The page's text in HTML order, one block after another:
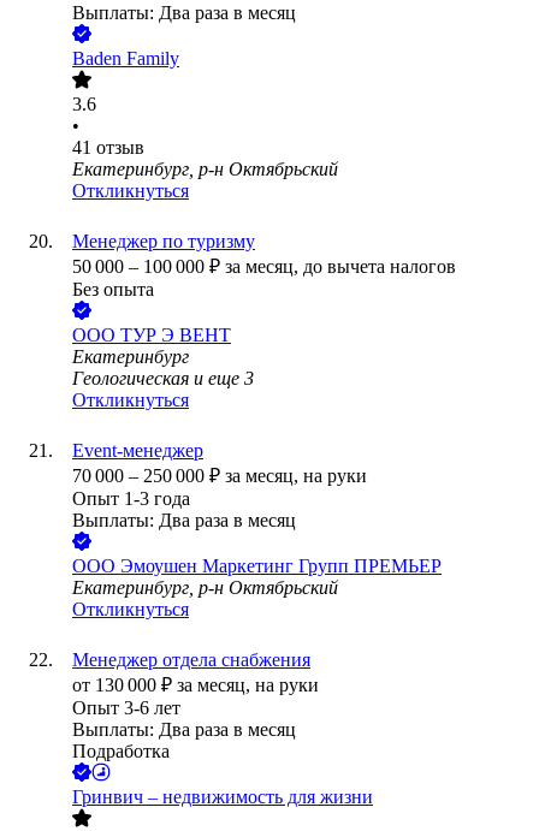
Выплаты: Два раза в месяц
Baden Family
3.6
•
41 отзыв
Екатеринбург, р-н Октябрьский
Откликнуться
Менеджер по туризму
50 000 – 100 000 ₽ за месяц, до вычета налогов
Без опыта
ООО ТУР Э ВЕНТ
Екатеринбург
Геологическая и еще 3
Откликнуться
Event-менеджер
70 000 – 250 000 ₽ за месяц, на руки
Опыт 1-3 года
Выплаты: Два раза в месяц
ООО Эмоушен Маркетинг Групп ПРЕМЬЕР
Екатеринбург, р-н Октябрьский
Откликнуться
Менеджер отдела снабжения
от 130 000 ₽ за месяц, на руки
Опыт 3-6 лет
Выплаты: Два раза в месяц
Подработка
Гринвич – недвижимость для жизни